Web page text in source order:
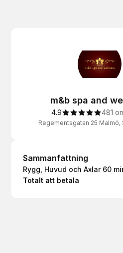
m&b spa and
4.9 481
Regementsgatan 25 Malmö,
Sammanfattning
Rygg, Huvud och Axlar 60
Totalt att betala